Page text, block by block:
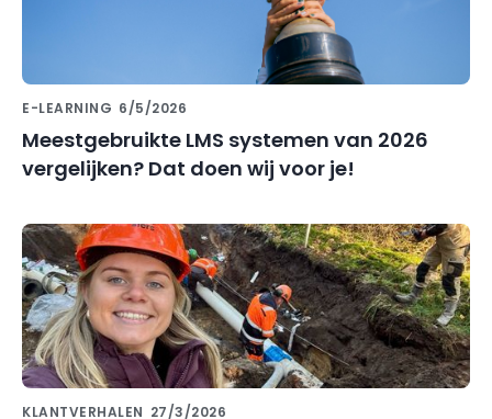
E-LEARNING 6/5/2026
Meestgebruikte LMS systemen van 2026
vergelijken? Dat doen wij voor je!
KLANTVERHALEN 27/3/2026